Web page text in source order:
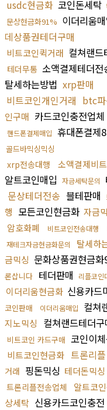
usdc현금화 코인돈세탁
문상현금화91% 이더리움
데상품권테더구매
비트코인퀵거래 컬쳐랜드
테더무통 소액결제테더전
탈세하는방법 xrp판매
비트코인개인거래 btc
인구매 카드코인충전업체
핸드폰결제매입 휴대폰결제
골드바믹싱믹싱
xrp전송대행 소액결제비
알트코인매입 자금세탁문의
문상테더전송 블테판매
행 모든코인현금화 자금
암호화폐 비트코인전송대행
재테크자금현금화문의 탈세하
금믹싱 문화상품권현금
론삽니다 테더판매 리플코인
이더리움현금화 신용카드
코인판매
이더리움매입 컬쳐
지노믹싱
컬쳐랜드테더구
비트코인 카드구매 코인이
비트코인현금화 트론리
거래 핑돈믹싱 테더돈믹싱
트론리플전송업체 알트코
상세탁 신용카드코인충전